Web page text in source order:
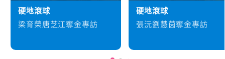
硬地滾球
梁育榮唐芝江奪金專訪
硬地滾球
張沅劉慧茵奪金專訪